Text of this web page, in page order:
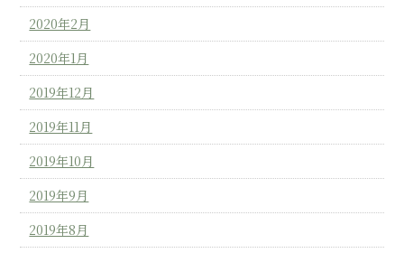
2020年2月
2020年1月
2019年12月
2019年11月
2019年10月
2019年9月
2019年8月